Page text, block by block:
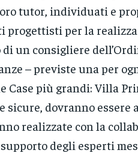
tutor, individuati e
progettisti per la
di un consigliere
– previste una per
Case più grandi: Villa
sicure, dovranno essere
realizzate con la
degli esperti